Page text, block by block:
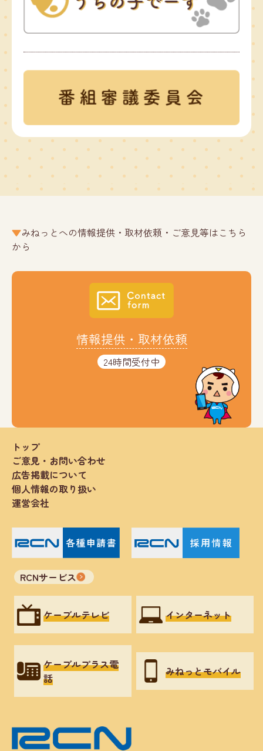
みねっとへの情報提供・取材依頼・ご意見等はこちら
から
情報提供・取材依頼
24時間受付中
トップ
ご意見・お問い合わせ
広告掲載について
個人情報の取り扱い
運営会社
RCNサービス
ケーブルテレビ インターネット
ケーブルプラス電
話
みねっとモバイル